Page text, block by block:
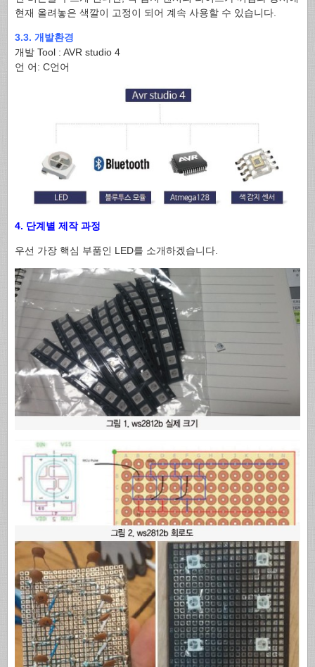
현재 올려놓은 색깔이 고정이 되어 계속 사용할 수 있습니다.
3.3. 개발환경
개발 Tool : AVR studio 4
언 어: C언어
4. 단계별 제작 과정
우선 가장 핵심 부품인 LED를 소개하겠습니다.